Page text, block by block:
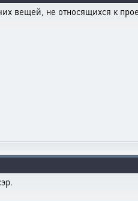
вещей, не относящихся к